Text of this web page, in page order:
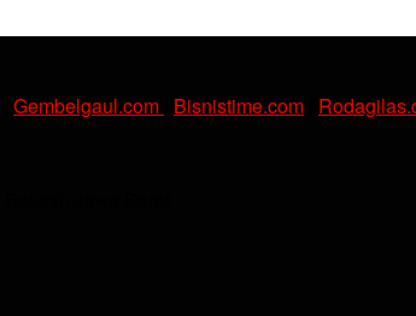
Gembelgaul.com Bisnistime.com